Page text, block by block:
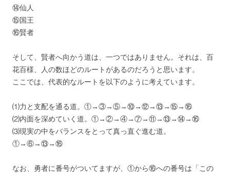
⑭仙人
⑮国王
⑯賢者
そして、賢者へ向かう道は、一つではありません。それは、百
花百様、人の数ほどのルートがあるのだろうと思います。
ここでは、代表的なルートを以下のように考えています。
⑴力と支配を通る道。①→③→⑤→⑩→⑫→⑬→⑮→⑯
⑵内面を深めていく道。①→②→④→⑦→⑪→⑬→⑭→⑯
⑶現実の中をバランスをとって真っ直ぐ進む道。
①→⑥→⑬→⑯
なお、勇者に番号がついてますが、①から⑯への番号は「この